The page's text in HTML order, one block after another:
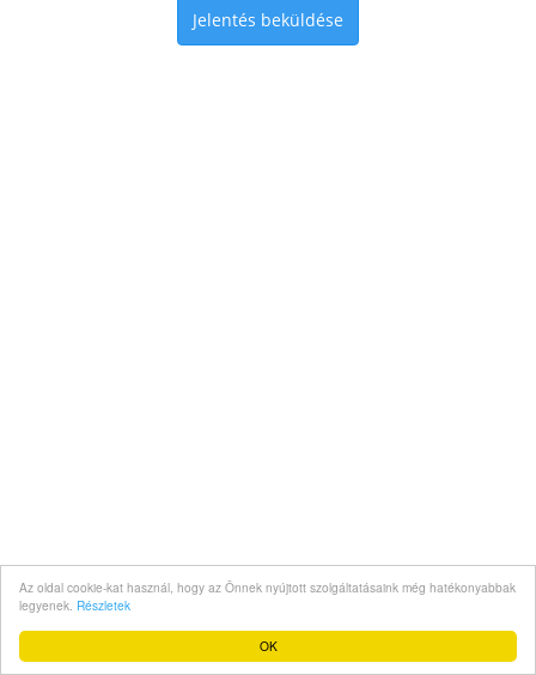
OK
Az oldal cookie-kat használ, hogy az Önnek nyújtott szolgáltatásaink még hatékonyabbak
legyenek. Részletek
Jelentés beküldése